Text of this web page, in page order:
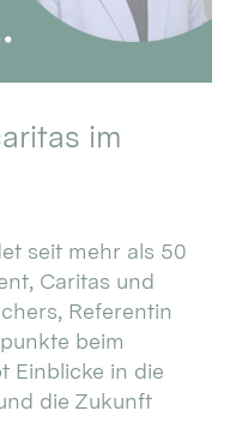
im
seit mehr als 50
Caritas und
Referentin
beim
Einblicke in die
die Zukunft